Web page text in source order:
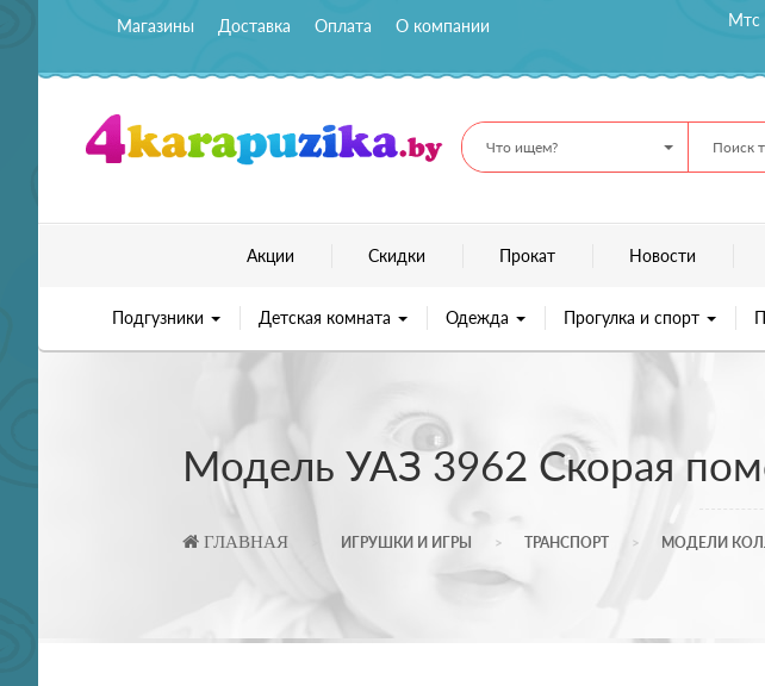
Магазины Доставка Оплата О компании Мтс
Что ищем?
Акции Скидки Прокат Новости
Подгузники Детская комната Одежда Прогулка и спорт
Модель УАЗ 3962 Скорая
ГЛАВНАЯ ИГРУШКИ И ИГРЫ ТРАНСПОРТ МОДЕЛИ